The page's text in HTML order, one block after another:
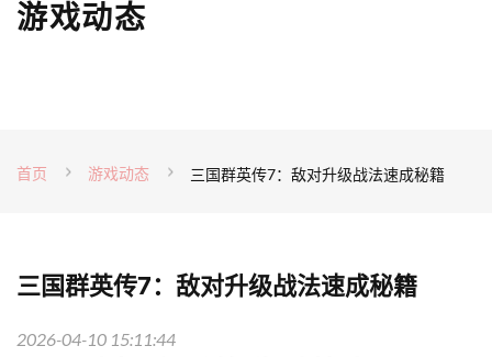
游戏动态
首页 游戏动态 三国群英传7：敌对升级战法速成秘籍
三国群英传7：敌对升级战法速成秘籍
2026-04-10 15:11:44